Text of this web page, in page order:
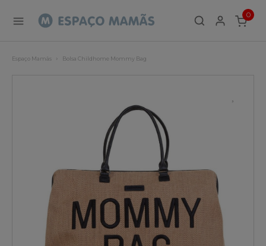
0
ITEMS
Espaço Mamãs Bolsa Childhome Mommy Bag